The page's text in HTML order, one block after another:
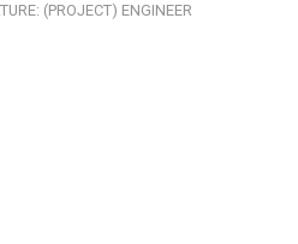
(PROJECT) ENGINEER